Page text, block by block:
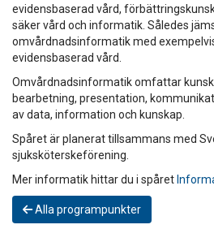
evidensbaserad vård,
säker vård och informatik. Således
omvårdnadsinformatik med
evidensbaserad vård.
Omvårdnadsinformatik omfattar
bearbetning, presentation,
av data, information och kunskap.
Spåret är planerat tillsammans med
sjuksköterskeförening.
Mer informatik hittar du i spåret
Alla programpunkter